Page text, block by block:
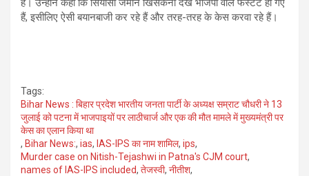
है। उन्होंने कहा कि सियासी जमीन खिसकना देख भाजपा वाले फर्स्टेट हो गए
हैं, इसीलिए ऐसी बयानबाजी कर रहे हैं और तरह-तरह के केस करवा रहे हैं।
Tags:
Bihar News : बिहार प्रदेश भारतीय जनता पार्टी के अध्यक्ष सम्राट चौधरी ने 13
जुलाई को पटना में भाजपाइयों पर लाठीचार्ज और एक की मौत मामले में मुख्यमंत्री पर
केस का एलान किया था
, Bihar News:, ias, IAS-IPS का नाम शामिल, ips,
Murder case on Nitish-Tejashwi in Patna's CJM court,
names of IAS-IPS included, तेजस्वी, नीतीश,